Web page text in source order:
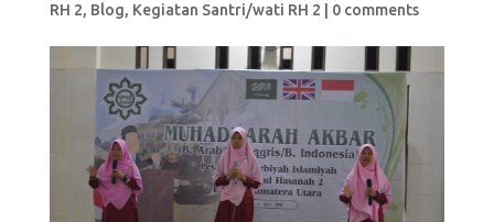
RH 2, Blog, Kegiatan Santri/wati RH 2 0 comments